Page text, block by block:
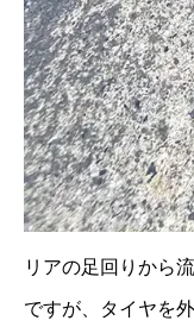
リアの足回りから
ですが、タイヤを